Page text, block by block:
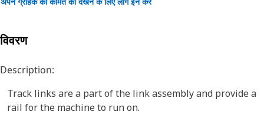
विवरण
Description:
Track links are a part of the link assembly and provide a
rail for the machine to run on.